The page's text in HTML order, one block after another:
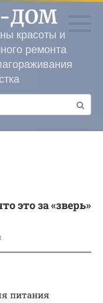
ДОМ
красоты и
ремонта
это за «зверь»
питания